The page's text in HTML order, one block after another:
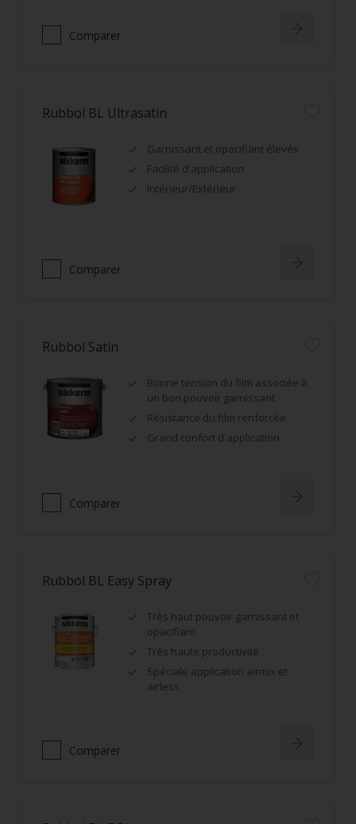
Comparer
Rubbol BL Ultrasatin
Garnissant et opacifiant élevés
Facilité d'application
Intérieur/Extérieur
Comparer
Rubbol Satin
Bonne tension du film associée à
un bon pouvoir garnissant
Résistance du film renforcée
Grand confort d'application
Comparer
Rubbol BL Easy Spray
Très haut pouvoir garnissant et
opacifiant
Très haute productivité
Spéciale application airmix et
airless
Comparer